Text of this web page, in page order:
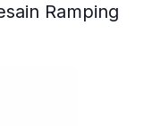
Ramping